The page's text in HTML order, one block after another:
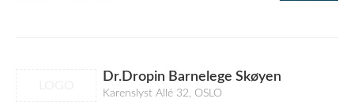
Dr.Dropin Barnelege Skøyen
Karenslyst Allé 32, OSLO